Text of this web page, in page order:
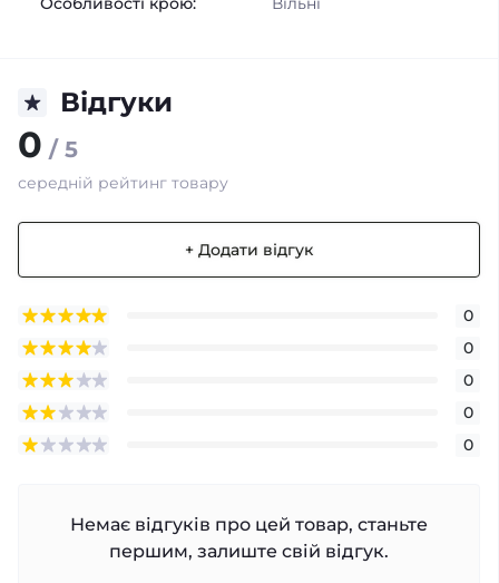
Відгуки
0 / 5
середній рейтинг товару
+ Додати відгук
0
0
0
0
0
Немає відгуків про цей товар, станьте
першим, залиште свій відгук.